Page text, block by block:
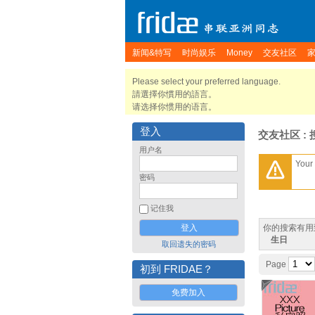
新闻&特写 时尚娱乐 Money 交友社区
Please select your preferred language.
請選擇你慣用的語言。
请选择你惯用的语言。
登入
用户名
密码
记住我
取回遗失的密码
初到 FRIDAE？
免费加入
交友社区 :
你的搜索有
生日
Page